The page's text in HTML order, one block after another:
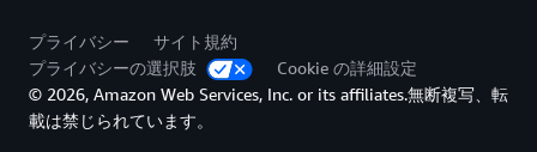
プライバシー
サイト規約
プライバシーの選択肢
Cookie の詳細設定
© 2026, Amazon Web Services, Inc. or its affiliates.無断複写、転
載は禁じられています。